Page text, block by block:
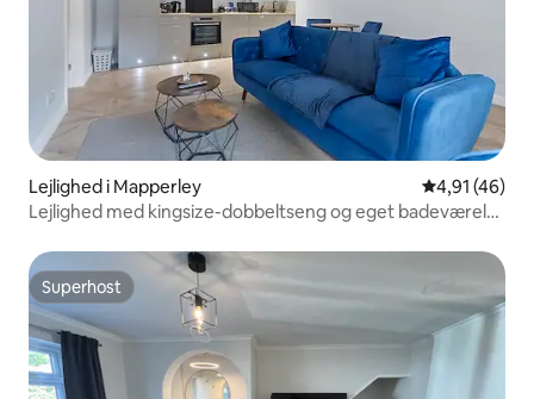
Lejlighed i Mapperley 4,91 ud af 5
4,91 (46)
Lejlighed med kingsize-dobbeltseng og eget badeværelse
Superhost
Superhost